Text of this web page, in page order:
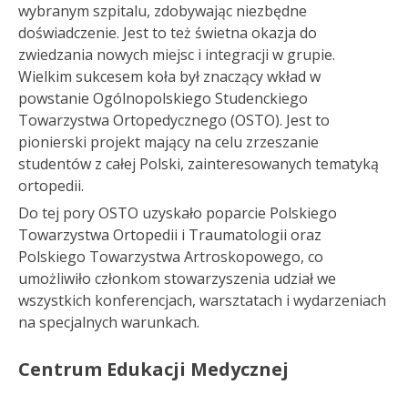
wybranym szpitalu, zdobywając niezbędne
doświadczenie. Jest to też świetna okazja do
zwiedzania nowych miejsc i integracji w grupie.
Wielkim sukcesem koła był znaczący wkład w
powstanie Ogólnopolskiego Studenckiego
Towarzystwa Ortopedycznego (OSTO). Jest to
pionierski projekt mający na celu zrzeszanie
studentów z całej Polski, zainteresowanych tematyką
ortopedii.
Do tej pory OSTO uzyskało poparcie Polskiego
Towarzystwa Ortopedii i Traumatologii oraz
Polskiego Towarzystwa Artroskopowego, co
umożliwiło członkom stowarzyszenia udział we
wszystkich konferencjach, warsztatach i wydarzeniach
na specjalnych warunkach.
Centrum Edukacji Medycznej